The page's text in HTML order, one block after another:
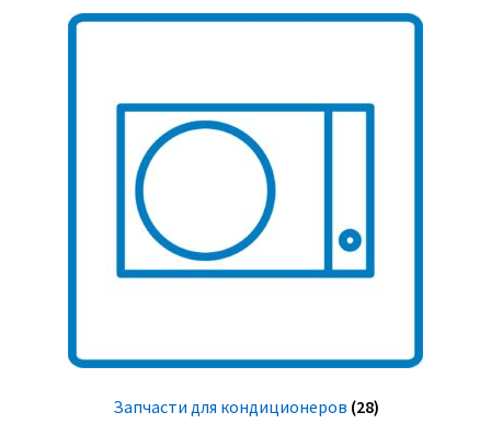
Запчасти для кондиционеров (28)